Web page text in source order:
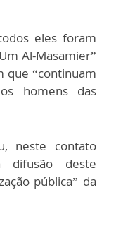
eles foram
Al-Masamier”
que “continuam
homens das
neste contato
difusão deste
pública” da